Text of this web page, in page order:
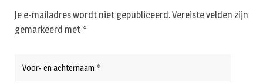
Je e-mailadres wordt niet gepubliceerd.Vereiste velden zijn
gemarkeerd met *